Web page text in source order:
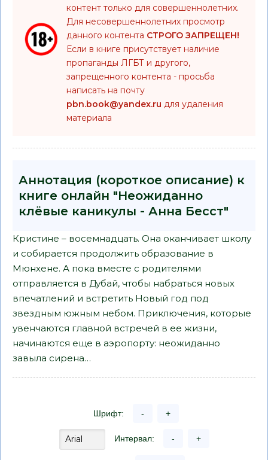
контент только для совершеннолетних.
Для несовершеннолетних просмотр
данного контента СТРОГО ЗАПРЕЩЕН!
Если в книге присутствует наличие
пропаганды ЛГБТ и другого,
запрещенного контента - просьба
написать на почту
pbn.book@yandex.ru для удаления
материала
Аннотация (короткое описание) к
книге онлайн "Неожиданно
клёвые каникулы - Анна Бесст"
Кристине – восемнадцать. Она оканчивает школу
и собирается продолжить образование в
Мюнхене. А пока вместе с родителями
отправляется в Дубай, чтобы набраться новых
впечатлений и встретить Новый год под
звездным южным небом. Приключения, которые
увенчаются главной встречей в ее жизни,
начинаются еще в аэропорту: неожиданно
завыла сирена…
Шрифт: - +
Интервал: - +